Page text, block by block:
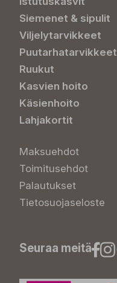
Siemenet & sipulit
Viljelytarvikkeet
Puutarhatarvikkeet
Ruukut
Kasvien hoito
Käsienhoito
Lahjakortit
Maksuehdot
Toimitusehdot
Palautukset
Tietosuojaseloste
Seuraa meitä